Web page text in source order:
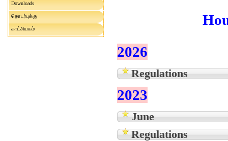
2026
Regulations
2023
June
Regulations
Downloads
தொடர்புக்கு
காட்சியகம்